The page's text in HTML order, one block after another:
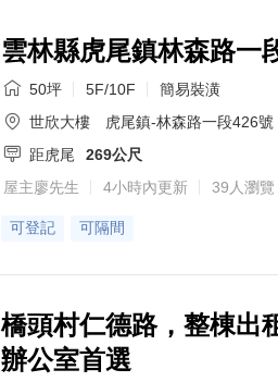
雲林縣虎尾鎮林森路一
50坪 5F/10F
簡易裝潢
世欣大樓
虎尾鎮-林森路一段426號
距虎尾
269公尺
屋主廖先生
4小時內更新 39人瀏覽
可登記 可隔間
橋頭村仁德路，整棟出
辦公室首選